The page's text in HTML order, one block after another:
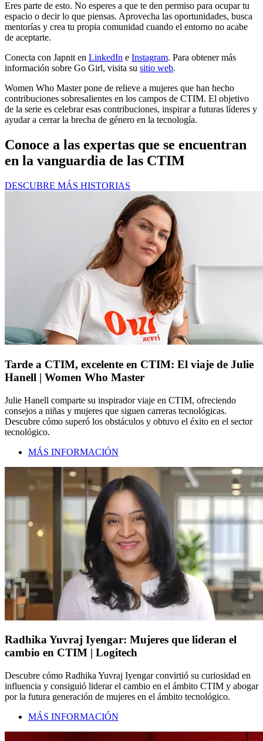
Eres parte de esto. No esperes a que te den permiso para ocupar tu
espacio o decir lo que piensas. Aprovecha las oportunidades, busca
mentorías y crea tu propia comunidad cuando el entorno no acabe
de aceptarte.
Conecta con Japnit en LinkedIn e Instagram. Para obtener más
información sobre Go Girl, visita su sitio web.
Women Who Master pone de relieve a mujeres que han hecho
contribuciones sobresalientes en los campos de CTIM. El objetivo
de la serie es celebrar esas contribuciones, inspirar a futuras líderes y
ayudar a cerrar la brecha de género en la tecnología.
Conoce a las expertas que se encuentran
en la vanguardia de las CTIM
DESCUBRE MÁS HISTORIAS
Tarde a CTIM, excelente en CTIM: El viaje de Julie
Hanell | Women Who Master
Julie Hanell comparte su inspirador viaje en CTIM, ofreciendo
consejos a niñas y mujeres que siguen carreras tecnológicas.
Descubre cómo superó los obstáculos y obtuvo el éxito en el sector
tecnológico.
MÁS INFORMACIÓN
Radhika Yuvraj Iyengar: Mujeres que lideran el
cambio en CTIM | Logitech
Descubre cómo Radhika Yuvraj Iyengar convirtió su curiosidad en
influencia y consiguió liderar el cambio en el ámbito CTIM y abogar
por la futura generación de mujeres en el ámbito tecnológico.
MÁS INFORMACIÓN